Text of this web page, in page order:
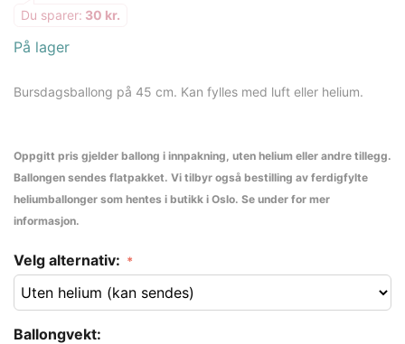
Du sparer: 30 kr.
På lager
Bursdagsballong på 45 cm. Kan fylles med luft eller helium.
Oppgitt pris gjelder ballong i innpakning, uten helium eller andre tillegg.
Ballongen sendes flatpakket. Vi tilbyr også bestilling av ferdigfylte
heliumballonger som hentes i butikk i Oslo. Se under for mer
informasjon.
Velg alternativ:
Ballongvekt: